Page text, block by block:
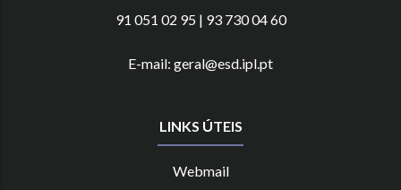
91 051 02 95 | 93 730 04 60
E-mail: geral@esd.ipl.pt
LINKS ÚTEIS
Webmail